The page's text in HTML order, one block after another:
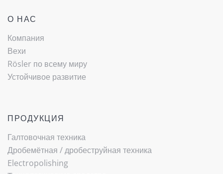
О НАС
Компания
Вехи
Rösler по всему миру
Устойчивое развитие
ПРОДУКЦИЯ
Галтовочная техника
Дробемётная / ­дробеструйная техника
Electropolishing